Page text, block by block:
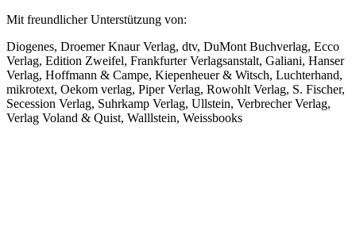
Mit freundlicher Unterstützung von:
Diogenes, Droemer Knaur Verlag, dtv, DuMont Buchverlag, Ecco
Verlag, Edition Zweifel, Frankfurter Verlagsanstalt, Galiani, Hanser
Verlag, Hoffmann & Campe, Kiepenheuer & Witsch, Luchterhand,
mikrotext, Oekom verlag, Piper Verlag, Rowohlt Verlag, S. Fischer,
Secession Verlag, Suhrkamp Verlag, Ullstein, Verbrecher Verlag,
Verlag Voland & Quist, Walllstein, Weissbooks